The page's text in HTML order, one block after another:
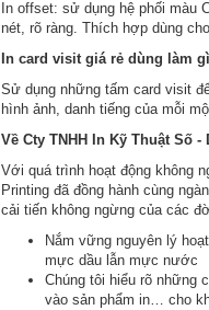
In offset: sử dụng hệ phối màu
nét, rõ ràng. Thích hợp dùng
In card visit giá rẻ dùng làm
Sử dụng những tấm card visit
hình ảnh, danh tiếng của mỗi
Về Cty TNHH In Kỹ Thuật Số
Với quá trình hoạt động không
Printing đã đồng hành cùng
cải tiến không ngừng của các
Nắm vững nguyên lý
mực dầu lẫn mực nước
Chúng tôi hiểu rõ những
vào sản phẩm in… cho